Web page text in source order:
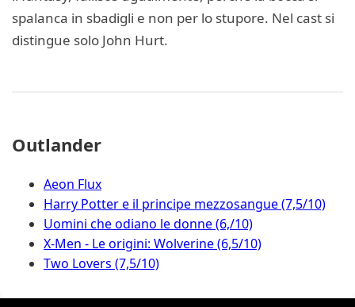
spalanca in sbadigli e non per lo stupore. Nel cast si
distingue solo John Hurt.
Outlander
Aeon Flux
Harry Potter e il principe mezzosangue (7,5/10)
Uomini che odiano le donne (6,/10)
X-Men - Le origini: Wolverine (6,5/10)
Two Lovers (7,5/10)